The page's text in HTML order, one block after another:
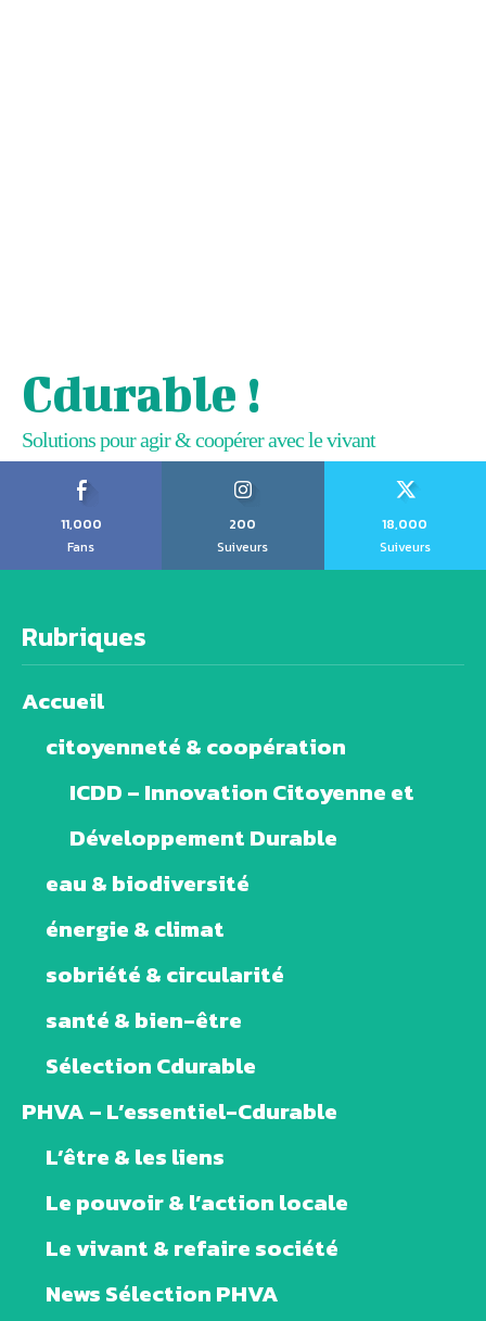
Cdurable !
Solutions pour agir & coopérer avec le vivant
11,000
Fans
200
Suiveurs
18,000
Suiveurs
Rubriques
Accueil
citoyenneté & coopération
ICDD – Innovation Citoyenne et
Développement Durable
eau & biodiversité
énergie & climat
sobriété & circularité
santé & bien-être
Sélection Cdurable
PHVA – L’essentiel-Cdurable
L’être & les liens
Le pouvoir & l’action locale
Le vivant & refaire société
News Sélection PHVA